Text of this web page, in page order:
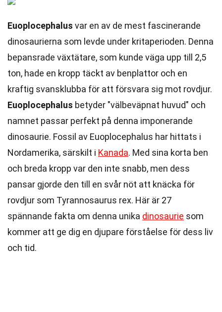
Euoplocephalus var en av de mest fascinerande
dinosaurierna som levde under kritaperioden. Denna
bepansrade växtätare, som kunde väga upp till 2,5
ton, hade en kropp täckt av benplattor och en
kraftig svansklubba för att försvara sig mot rovdjur.
Euoplocephalus betyder "välbeväpnat huvud" och
namnet passar perfekt på denna imponerande
dinosaurie. Fossil av Euoplocephalus har hittats i
Nordamerika, särskilt i Kanada. Med sina korta ben
och breda kropp var den inte snabb, men dess
pansar gjorde den till en svår nöt att knäcka för
rovdjur som Tyrannosaurus rex. Här är 27
spännande fakta om denna unika dinosaurie som
kommer att ge dig en djupare förståelse för dess liv
och tid.